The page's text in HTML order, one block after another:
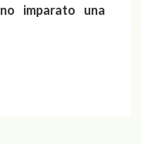
imparato una